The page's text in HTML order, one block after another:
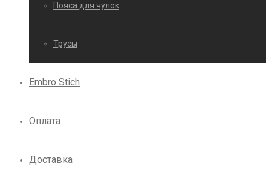
Пояса для чулок
Трусы
Embro Stich
Оплата
Доставка